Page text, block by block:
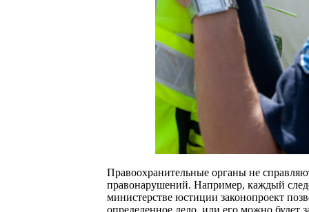
Правоохранительные органы не
правонарушений. Например, каждый
министерстве юстиции законопроект
определенное дело, или его можно будет